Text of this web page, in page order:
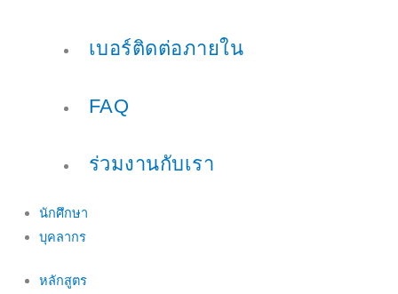
เบอร์ติดต่อภายใน
FAQ
ร่วมงานกับเรา
นักศึกษา
บุคลากร
หลักสูตร